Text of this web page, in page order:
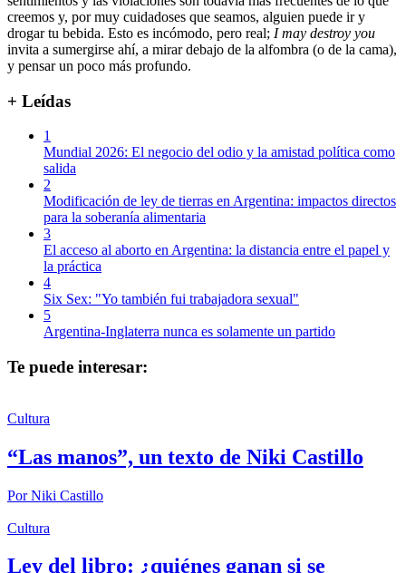
creemos y, por muy cuidadoses que seamos, alguien puede ir y
drogar tu bebida. Esto es incómodo, pero real; I may destroy you
invita a sumergirse ahí, a mirar debajo de la alfombra (o de la cama),
y pensar un poco más profundo.
+ Leídas
1
Mundial 2026: El negocio del odio y la amistad política como
salida
2
Modificación de ley de tierras en Argentina: impactos directos
para la soberanía alimentaria
3
El acceso al aborto en Argentina: la distancia entre el papel y
la práctica
4
Six Sex: "Yo también fui trabajadora sexual"
5
Argentina-Inglaterra nunca es solamente un partido
Te puede interesar:
Cultura
“Las manos”, un texto de Niki Castillo
PorNiki Castillo
Cultura
Ley del libro: ¿quiénes ganan si se